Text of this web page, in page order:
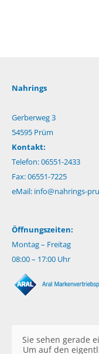
Nahrings
Gerberweg 3
54595 Prüm
Kontakt:
Telefon: 06551-2433
Fax: 06551-7225
eMail: info@nahrings-
Öffnungszeiten:
Montag – Freitag
08:00 – 17:00 Uhr
Sie sehen gerade
Um auf den